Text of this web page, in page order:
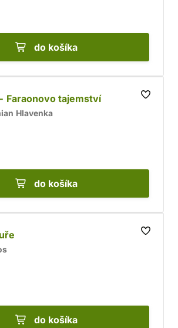
do košíka
Faraonovo tajemství
Hlavenka
do košíka
do košíka